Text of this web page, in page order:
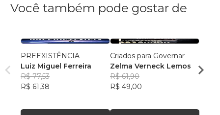
Você também pode gostar de
PREEXISTÊNCIA
Luiz Miguel Ferreira
R$ 77,53
R$ 61,38
Criados para Governar
Zelma Verneck Lemos
R$ 61,90
R$ 49,00
R$